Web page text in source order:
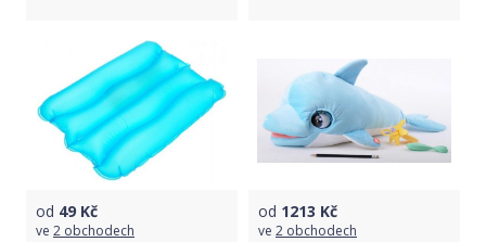
od 49 Kč
ve 2 obchodech
od 1213 Kč
ve 2 obchodech